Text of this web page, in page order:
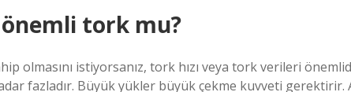
tork mu?
olmasını istiyorsanız, tork hızı veya tork verileri
fazladır. Büyük yükler büyük çekme kuvveti gerektirir.